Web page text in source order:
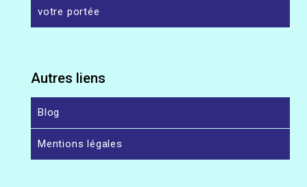
votre portée
Autres liens
Blog
Mentions légales